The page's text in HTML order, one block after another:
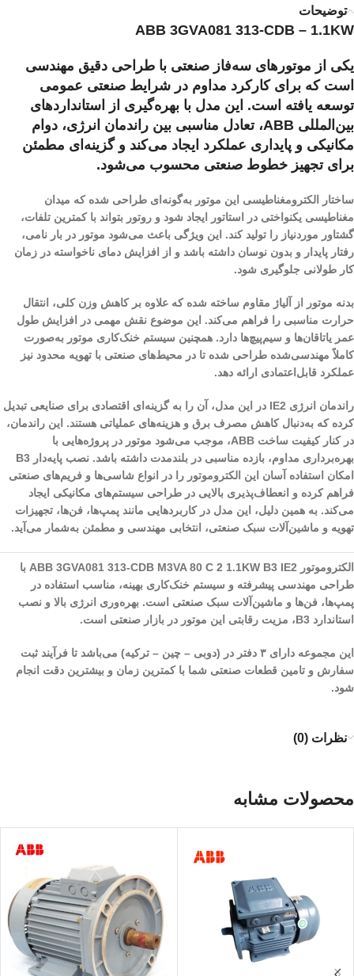
توضیحات
ABB 3GVA081 313-CDB – 1.1KW
یکی از موتورهای سه‌فاز صنعتی با طراحی دقیق مهندسی
است که برای کارکرد مداوم در شرایط صنعتی عمومی
توسعه یافته است. این مدل با بهره‌گیری از استانداردهای
بین‌المللی ABB، تعادل مناسبی بین راندمان انرژی، دوام
مکانیکی و پایداری عملکرد ایجاد می‌کند و گزینه‌ای مطمئن
برای تجهیز خطوط صنعتی محسوب می‌شود.
ساختار الکترومغناطیسی این موتور به‌گونه‌ای طراحی شده که میدان
مغناطیسی یکنواختی در استاتور ایجاد شود و روتور بتواند با کمترین تلفات،
گشتاور موردنیاز را تولید کند. این ویژگی باعث می‌شود موتور در بار نامی،
رفتار پایدار و بدون نوسان داشته باشد و از افزایش دمای ناخواسته در زمان
کار طولانی جلوگیری شود.
بدنه موتور از آلیاژ مقاوم ساخته شده که علاوه بر کاهش وزن کلی، انتقال
حرارت مناسبی را فراهم می‌کند. این موضوع نقش مهمی در افزایش طول
عمر یاتاقان‌ها و سیم‌پیچ‌ها دارد. همچنین سیستم خنک‌کاری موتور به‌صورت
کاملاً مهندسی‌شده طراحی شده تا در محیط‌های صنعتی با تهویه محدود نیز
عملکرد قابل‌اعتمادی ارائه دهد.
راندمان انرژی IE2 در این مدل، آن را به گزینه‌ای اقتصادی برای صنایعی تبدیل
کرده که به‌دنبال کاهش مصرف برق و هزینه‌های عملیاتی هستند. این راندمان،
در کنار کیفیت ساخت ABB، موجب می‌شود موتور در پروژه‌هایی با
بهره‌برداری مداوم، بازده مناسبی در بلندمدت داشته باشد. نصب پایه‌دار B3
امکان استفاده آسان این الکتروموتور را در انواع شاسی‌ها و فریم‌های صنعتی
فراهم کرده و انعطاف‌پذیری بالایی در طراحی سیستم‌های مکانیکی ایجاد
می‌کند. به همین دلیل، این مدل در کاربردهایی مانند پمپ‌ها، فن‌ها، تجهیزات
تهویه و ماشین‌آلات سبک صنعتی، انتخابی مهندسی و مطمئن به‌شمار می‌آید.
الکتروموتور ABB 3GVA081 313-CDB M3VA 80 C 2 1.1KW B3 IE2 با
طراحی مهندسی پیشرفته و سیستم خنک‌کاری بهینه، مناسب استفاده در
پمپ‌ها، فن‌ها و ماشین‌آلات سبک صنعتی است. بهره‌وری انرژی بالا و نصب
استاندارد B3، مزیت رقابتی این موتور در بازار صنعتی است.
این مجموعه دارای ۳ دفتر در (دوبی – چین – ترکیه) می‌باشد تا فرآیند ثبت
سفارش و تامین قطعات صنعتی شما با کمترین زمان و بیشترین دقت انجام
شود.
نظرات (0)
محصولات مشابه